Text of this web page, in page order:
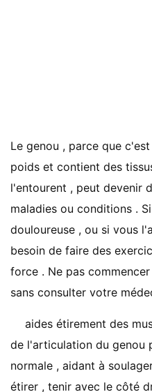
Le genou , parce que
poids et contient des
l'entourent , peut devenir
maladies ou conditions .
douloureuse , ou si vous
besoin de faire des
force . Ne pas
sans consulter votre
aides étirement des
de l'articulation du genou
normale , aidant à
étirer , tenir avec le côté